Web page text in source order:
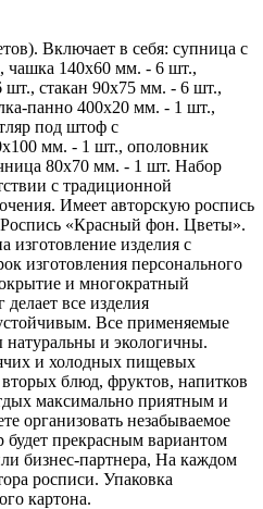
Включает в себя: супница с
140х60 мм. - 6 шт.,
стакан 90х75 мм. - 6 шт.,
панно 400х20 мм. - 1 шт.,
под штоф с
мм. - 1 шт., ополовник
80х70 мм. - 1 шт. Набор
с традиционной
Имеет авторскую роспись
«Красный фон. Цветы».
изготовление изделия с
изготовления персонального
и многократный
все изделия
Все применяемые
натуральны и экологичны.
и холодных пищевых
блюд, фруктов, напитков
максимально приятным и
организовать незабываемое
будет прекрасным вариантом
бизнес-партнера, На каждом
росписи. Упаковка
картона.